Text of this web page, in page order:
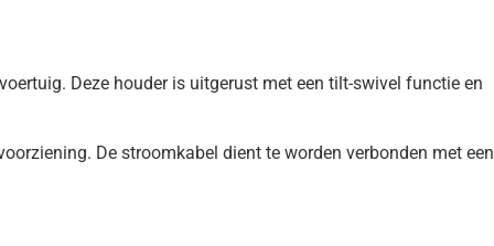
Deze houder is uitgerust met een tilt-swivel functie en
De stroomkabel dient te worden verbonden met een